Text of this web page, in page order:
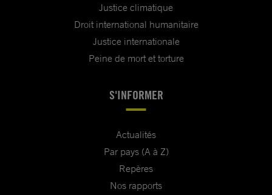
Justice climatique
Droit international humanitaire
Justice internationale
Peine de mort et torture
S'INFORMER
Actualités
Par pays (A à Z)
Repères
Nos rapports